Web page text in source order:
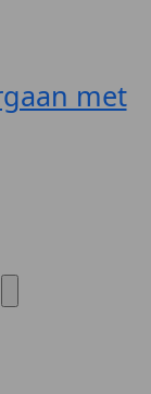
met